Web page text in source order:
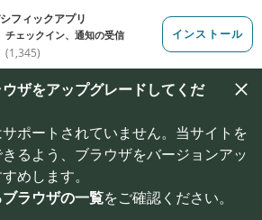
ザをアップグレードしてくだ
ポートされていません。当サイトを
るよう、ブラウザをバージョンアッ
めします。
ラウザの一覧をご確認ください。